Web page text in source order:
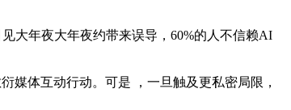
大年夜大年夜约带来误导，60%的人不信赖AI
行动。可是 ，一旦触及更私密局限，